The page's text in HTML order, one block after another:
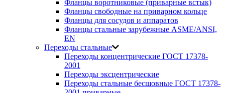
Фланцы воротниковые (приварные встык)
Фланцы свободные на приварном кольце
Фланцы для сосудов и аппаратов
Фланцы стальные зарубежные ASME/ANSI,
EN
Переходы стальные
Переходы концентрические ГОСТ 17378-
2001
Переходы эксцентрические
Переходы стальные бесшовные ГОСТ 17378-